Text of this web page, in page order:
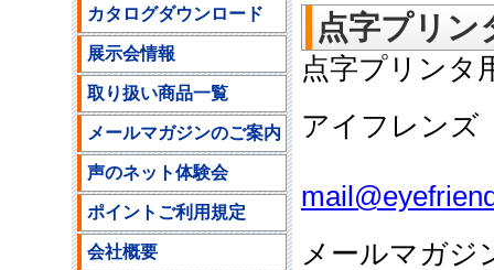
点字プリン
点字プリンタ
アイフレン
メールマガジ
カタログダウンロード
展示会情報
取り扱い商品一覧
メールマガジンのご案内
声のネット体験会
ポイントご利用規定
会社概要